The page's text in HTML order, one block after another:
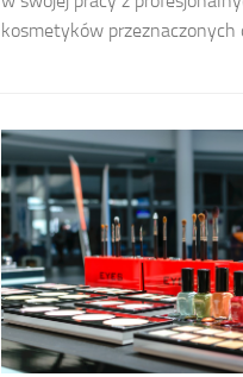
kosmetyków przeznaczonych